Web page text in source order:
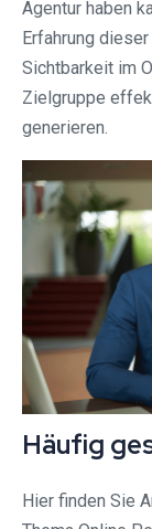
Agentur haben
Erfahrung
Sichtbarkeit im
Zielgruppe
generieren.
Häufig
Hier finden Sie